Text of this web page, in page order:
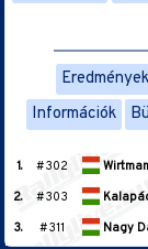
Eredmények
Információk
1. #302
2.
#303
3.
#311 Nagy